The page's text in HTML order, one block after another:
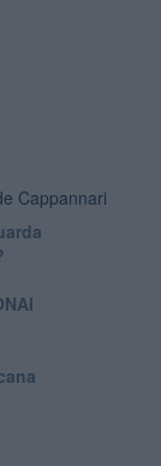
Cappannari